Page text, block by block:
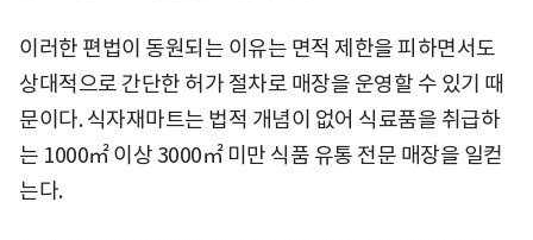
이러한 편법이 동원되는 이유는 면적 제한을 피하면서도
상대적으로 간단한 허가 절차로 매장을 운영할 수 있기 때
문이다. 식자재마트는 법적 개념이 없어 식료품을 취급하
는 1000㎡ 이상 3000㎡ 미만 식품 유통 전문 매장을 일컫
는다.